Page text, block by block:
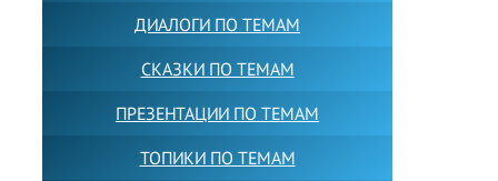
ДИАЛОГИ ПО ТЕМАМ
СКАЗКИ ПО ТЕМАМ
ПРЕЗЕНТАЦИИ ПО ТЕМАМ
ТОПИКИ ПО ТЕМАМ